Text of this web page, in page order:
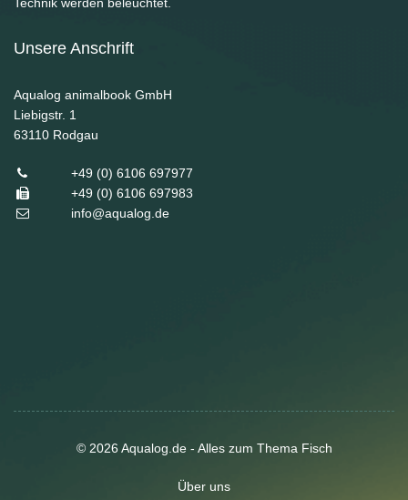
Unsere Anschrift
Aqualog animalbook GmbH
Liebigstr. 1
63110 Rodgau
+49 (0) 6106 697977
+49 (0) 6106 697983
info@aqualog.de
© 2026 Aqualog.de - Alles zum Thema Fisch
Über uns